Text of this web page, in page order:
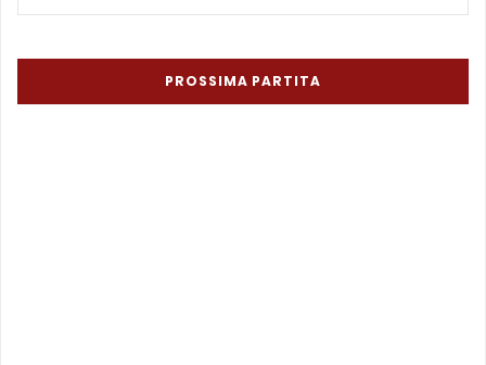
PROSSIMA PARTITA